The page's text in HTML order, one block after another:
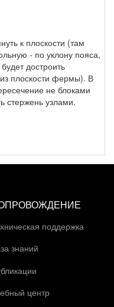
к плоскости (там
- по уклону пояса,
достроить
плоскости фермы). В
не блоками
стержень узлами.
поддержка
знаний
центр